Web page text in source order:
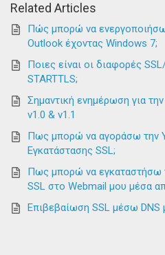
Related Articles
Πώς μπορώ να
Outlook έχοντας Windows 7;
Ποιες είναι οι διαφορές
STARTTLS;
Σημαντική ενημέρωση για
v1.0 & v1.1
Πως μπορώ να αγοράσω την
Εγκατάστασης SSL;
Πως μπορώ να εγκαταστήσω
SSL στο Webmail μου μέσα
Επιβεβαίωση SSL μέσω DNS